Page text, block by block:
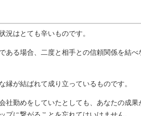
況はとても辛いものです。
ある場合、二度と相手との信頼関係を結
縁が結ばれて成り立っているものです。
社勤めをしていたとしても、あなたの成
プに繋がることを忘れてはいけません。